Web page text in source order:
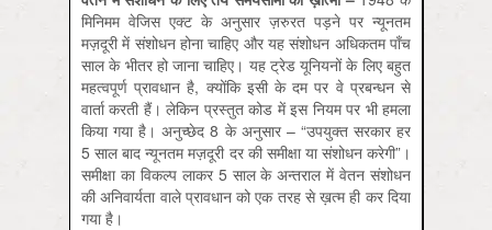
मिनिमम वेजिस एक्ट के अनुसार ज़रुरत पड़ने पर न्यूनतम
मज़दूरी में संशोधन होना चाहिए और यह संशोधन अधिकतम पाँच
साल के भीतर हो जाना चाहिए। यह ट्रेड यूनियनों के लिए बहुत
महत्वपूर्ण प्रावधान है, क्योंकि इसी के दम पर वे प्रबन्धन से
वार्ता करती हैं। लेकिन प्रस्तुत कोड में इस नियम पर भी हमला
किया गया है। अनुच्छेद 8 के अनुसार – “उपयुक्त सरकार हर
5 साल बाद न्यूनतम मज़दूरी दर की समीक्षा या संशोधन करेगी”।
समीक्षा का विकल्प लाकर 5 साल के अन्तराल में वेतन संशोधन
की अनिवार्यता वाले प्रावधान को एक तरह से ख़त्म ही कर दिया
गया है।